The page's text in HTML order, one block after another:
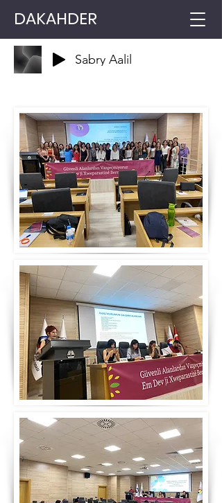
DAKAHDER
Sabry Aalil